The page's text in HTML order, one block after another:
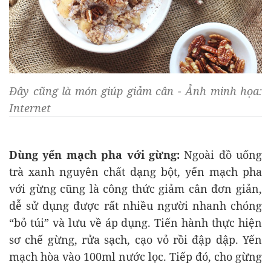
Đây cũng là món giúp giảm cân - Ảnh minh họa:
Internet
Dùng yến mạch pha với gừng:Ngoài đồ uống
trà xanh nguyên chất dạng bột, yến mạch pha
với gừng cũng là công thức giảm cân đơn giản,
dễ sử dụng được rất nhiều người nhanh chóng
“bỏ túi” và lưu về áp dụng. Tiến hành thực hiện
sơ chế gừng, rửa sạch, cạo vỏ rồi đập dập. Yến
mạch hòa vào 100ml nước lọc. Tiếp đó, cho gừng